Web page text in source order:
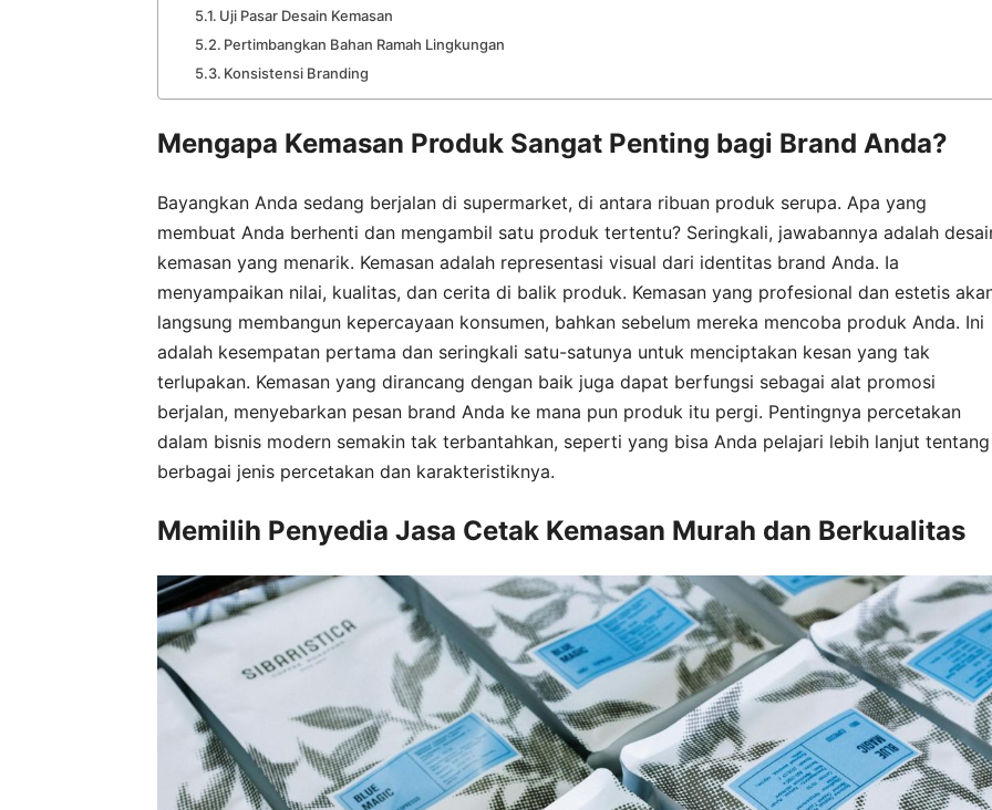
Uji Pasar Desain Kemasan
Pertimbangkan Bahan Ramah Lingkungan
Konsistensi Branding
Mengapa Kemasan Produk Sangat Penting bagi Brand Anda?
Bayangkan Anda sedang berjalan di supermarket, di antara ribuan produk serupa. Apa yang
membuat Anda berhenti dan mengambil satu produk tertentu? Seringkali, jawabannya adalah
kemasan yang menarik. Kemasan adalah representasi visual dari identitas brand Anda. Ia
menyampaikan nilai, kualitas, dan cerita di balik produk. Kemasan yang profesional dan estetis
langsung membangun kepercayaan konsumen, bahkan sebelum mereka mencoba produk Anda. Ini
adalah kesempatan pertama dan seringkali satu-satunya untuk menciptakan kesan yang tak
terlupakan. Kemasan yang dirancang dengan baik juga dapat berfungsi sebagai alat promosi
berjalan, menyebarkan pesan brand Anda ke mana pun produk itu pergi. Pentingnya percetakan
dalam bisnis modern semakin tak terbantahkan, seperti yang bisa Anda pelajari lebih lanjut tentang
berbagai jenis percetakan dan karakteristiknya.
Memilih Penyedia Jasa Cetak Kemasan Murah dan Berkualitas